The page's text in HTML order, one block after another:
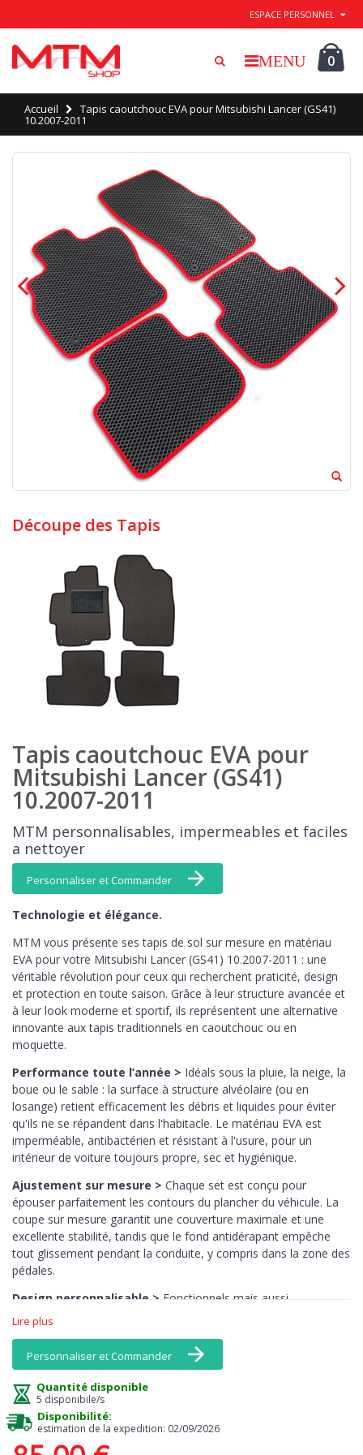
ESPACE PERSONNEL
0
Accueil Tapis caoutchouc EVA pour Mitsubishi Lancer (GS41)
10.2007-2011
Découpe des Tapis
Tapis caoutchouc EVA pour
Mitsubishi Lancer (GS41)
10.2007-2011
MTM personnalisables, impermeables et faciles
a nettoyer
Personnaliser et Commander
Technologie et élégance.
MTM vous présente ses tapis de sol sur mesure en matériau
EVA pour votre Mitsubishi Lancer (GS41) 10.2007-2011 : une
véritable révolution pour ceux qui recherchent praticité, design
et protection en toute saison. Grâce à leur structure avancée et
à leur look moderne et sportif, ils représentent une alternative
innovante aux tapis traditionnels en caoutchouc ou en
moquette.
Performance toute l’année > Idéals sous la pluie, la neige, la
boue ou le sable : la surface à structure alvéolaire (ou en
losange) retient efficacement les débris et liquides pour éviter
qu'ils ne se répandent dans l'habitacle. Le matériau EVA est
imperméable, antibactérien et résistant à l'usure, pour un
intérieur de voiture toujours propre, sec et hygiénique.
Ajustement sur mesure > Chaque set est conçu pour
épouser parfaitement les contours du plancher du véhicule. La
coupe sur mesure garantit une couverture maximale et une
excellente stabilité, tandis que le fond antidérapant empêche
tout glissement pendant la conduite, y compris dans la zone des
pédales.
Design personnalisable > Fonctionnels mais aussi
esthétiques : les tapis EVA MTM sont disponibles dans une large
gamme de couleurs, y compris des tons vifs comme le jaune, le
rose ou l’orange — des teintes rarement disponibles en
moquette. Associez bordures et surface pour créer un intérieur
vraiment unique.
Entretien facile >
les secouer ou de les rincer à l’eau. Ils ne retiennent pas les
odeurs, sèchent rapidement et conservent leur aspect d’origine
Lire plus
Personnaliser et Commander
Quantité disponible
5 disponibile/s
Disponibilité:
estimation de la expedition: 02/09/2026